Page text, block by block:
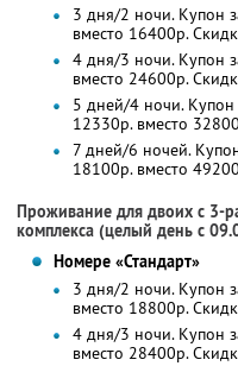
3 дня/2 ночи. Купон
вместо 16400р.
4 дня/3 ночи. Купон
вместо 24600р.
5 дней/4 ночи. Купон
12330р. вместо
7 дней/6 ночей.
18100р. вместо
Проживание для двоих с 3-
комплекса (целый день с
Номере «Стандарт»
3 дня/2 ночи. Купон
вместо 18800р.
4 дня/3 ночи. Купон
вместо 28400р.